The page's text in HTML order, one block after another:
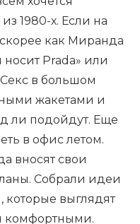
1980-х. Если на
как Миранда
Prada» или
в большом
жакетами и
ли подойдут. Еще
в офис летом.
вносят свои
Собрали идеи
которые выглядят
комфортными.